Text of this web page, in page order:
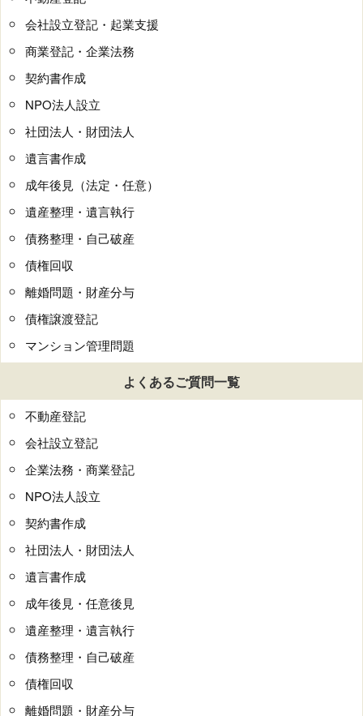
会社設立登記・起業支援
商業登記・企業法務
契約書作成
NPO法人設立
社団法人・財団法人
遺言書作成
成年後見（法定・任意）
遺産整理・遺言執行
債務整理・自己破産
債権回収
離婚問題・財産分与
債権譲渡登記
マンション管理問題
よくあるご質問一覧
不動産登記
会社設立登記
企業法務・商業登記
NPO法人設立
契約書作成
社団法人・財団法人
遺言書作成
成年後見・任意後見
遺産整理・遺言執行
債務整理・自己破産
債権回収
離婚問題・財産分与